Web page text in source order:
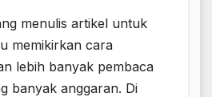
menulis artikel untuk
memikirkan cara
lebih banyak pembaca
banyak anggaran. Di